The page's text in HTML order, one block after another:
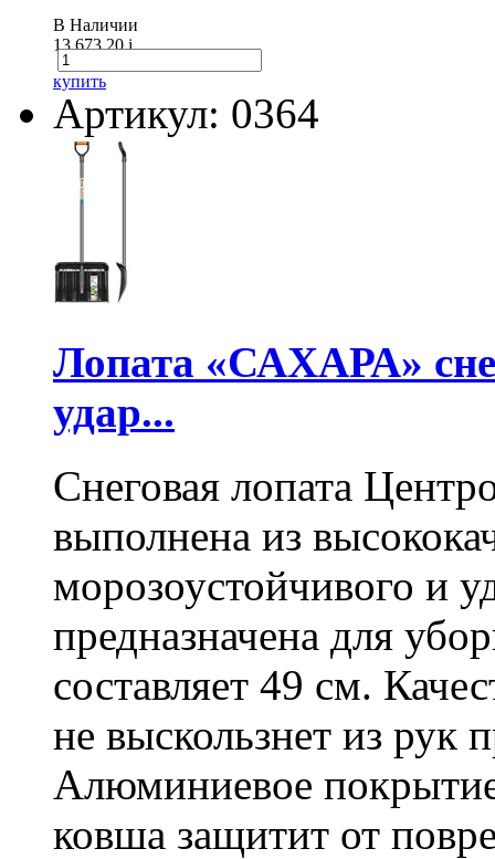
В Наличии
13 673.20i
купить
Артикул: 0364
Лопата «САХАРА»
удар...
Снеговая лопата
выполнена из
морозоустойчивого и
предназначена для
составляет 49 см.
не выскользнет из рук
Алюминиевое
ковша защитит от